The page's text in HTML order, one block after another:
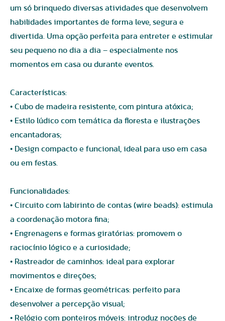
um só brinquedo diversas atividades que desenvolvem
habilidades importantes de forma leve, segura e
divertida. Uma opção perfeita para entreter e estimular
seu pequeno no dia a dia – especialmente nos
momentos em casa ou durante eventos.
Características:
• Cubo de madeira resistente, com pintura atóxica;
• Estilo lúdico com temática da floresta e ilustrações
encantadoras;
• Design compacto e funcional, ideal para uso em casa
ou em festas.
Funcionalidades:
• Circuito com labirinto de contas (wire beads): estimula
a coordenação motora fina;
• Engrenagens e formas giratórias: promovem o
raciocínio lógico e a curiosidade;
• Rastreador de caminhos: ideal para explorar
movimentos e direções;
• Encaixe de formas geométricas: perfeito para
desenvolver a percepção visual;
• Relógio com ponteiros móveis: introduz noções de